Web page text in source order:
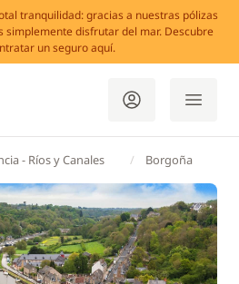
tranquilidad: gracias a nuestras pólizas
simplemente disfrutar del mar. Descubre
un seguro aquí.
- Ríos y Canales Borgoña